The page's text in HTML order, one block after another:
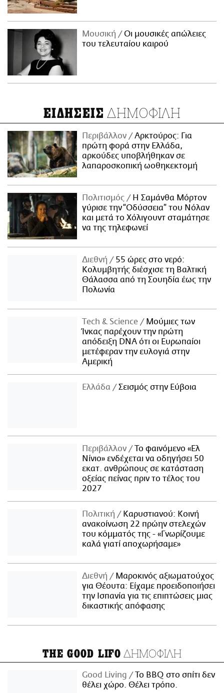
Μουσική
Οι μουσικές απώλειες
του τελευταίου καιρού
ΕΙΔΗΣΕΙΣ ΔΗΜΟΦΙΛΗ
Περιβάλλον
Αρκτούρος: Για
πρώτη φορά στην Ελλάδα,
αρκούδες υποβλήθηκαν σε
λαπαροσκοπική ωοθηκεκτομή
Πολιτισμός
Η Σαμάνθα Μόρτον
γύρισε την “Οδύσσεια” του Νόλαν
και μετά το Χόλιγουντ σταμάτησε
να της τηλεφωνεί
Διεθνή
55 ώρες στο νερό:
Κολυμβητής διέσχισε τη Βαλτική
Θάλασσα από τη Σουηδία έως την
Πολωνία
Τech & Science
Μούμιες των
Ίνκας παρέχουν την πρώτη
απόδειξη DNA ότι οι Ευρωπαίοι
μετέφεραν την ευλογιά στην
Αμερική
Ελλάδα Σεισμός στην Εύβοια
Περιβάλλον
Το φαινόμενο «Ελ
Νίνιο» ενδέχεται να οδηγήσει 50
εκατ. ανθρώπους σε κατάσταση
οξείας πείνας πριν το τέλος του
2027
Πολιτική
Καρυστιανού: Κοινή
ανακοίνωση 22 πρώην στελεχών
του κόμματός της - «Γνωρίζουμε
καλά γιατί αποχωρήσαμε»
Διεθνή
Μαροκινός αξιωματούχος
για Θέουτα: Είχαμε προειδοποιήσει
την Ισπανία για τις επιπτώσεις μιας
δικαστικής απόφασης
THE GOOD LIFO ΔΗΜΟΦΙΛΗ
Good Living
Το BBQ στο σπίτι δεν
θέλει χώρο. Θέλει τρόπο.